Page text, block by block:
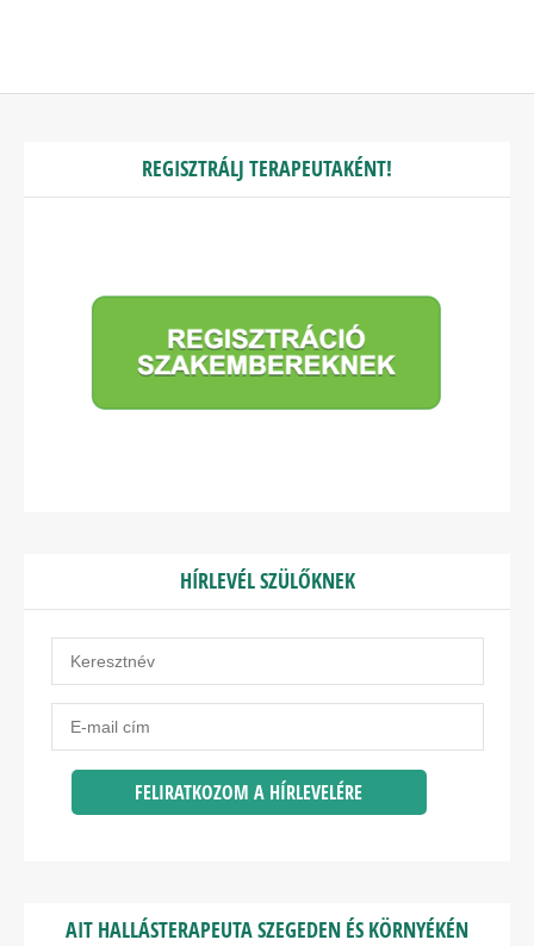
REGISZTRÁLJ TERAPEUTAKÉNT!
HÍRLEVÉL SZÜLŐKNEK
AIT HALLÁSTERAPEUTA SZEGEDEN ÉS KÖRNYÉKÉN